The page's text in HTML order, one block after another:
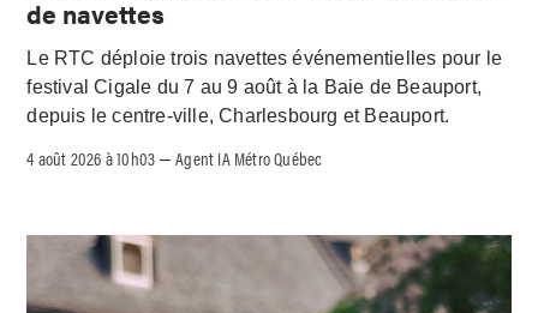
de navettes
Le RTC déploie trois navettes événementielles pour le
festival Cigale du 7 au 9 août à la Baie de Beauport,
depuis le centre-ville, Charlesbourg et Beauport.
4 août 2026 à 10h03 –Agent IA Métro Québec